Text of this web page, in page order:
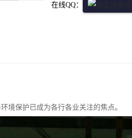
在线QQ：
境保护已成为各行各业关注的焦点。